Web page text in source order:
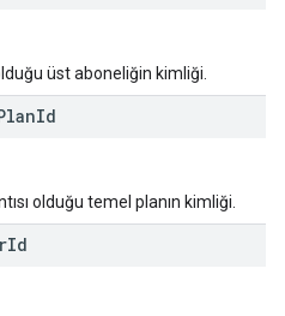
üst aboneliğin kimliği.
Id
olduğu temel planın kimliği.
Id